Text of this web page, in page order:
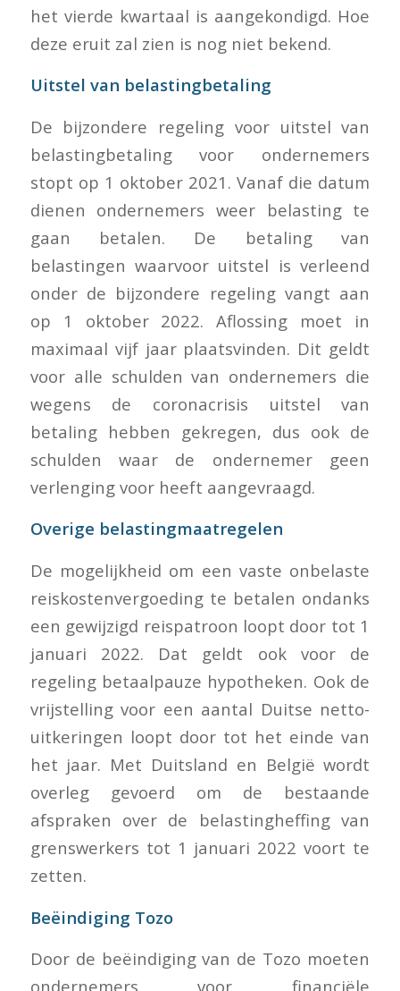
het vierde kwartaal is aangekondigd. Hoe
deze eruit zal zien is nog niet bekend.
Uitstel van belastingbetaling
De bijzondere regeling voor uitstel van
belastingbetaling voor ondernemers
stopt op 1 oktober 2021. Vanaf die datum
dienen ondernemers weer belasting te
gaan betalen. De betaling van
belastingen waarvoor uitstel is verleend
onder de bijzondere regeling vangt aan
op 1 oktober 2022. Aflossing moet in
maximaal vijf jaar plaatsvinden. Dit geldt
voor alle schulden van ondernemers die
wegens de coronacrisis uitstel van
betaling hebben gekregen, dus ook de
schulden waar de ondernemer geen
verlenging voor heeft aangevraagd.
Overige belastingmaatregelen
De mogelijkheid om een vaste onbelaste
reiskostenvergoeding te betalen ondanks
een gewijzigd reispatroon loopt door tot 1
januari 2022. Dat geldt ook voor de
regeling betaalpauze hypotheken. Ook de
vrijstelling voor een aantal Duitse netto-
uitkeringen loopt door tot het einde van
het jaar. Met Duitsland en België wordt
overleg gevoerd om de bestaande
afspraken over de belastingheffing van
grenswerkers tot 1 januari 2022 voort te
zetten.
Beëindiging Tozo
Door de beëindiging van de Tozo moeten
ondernemers voor financiële